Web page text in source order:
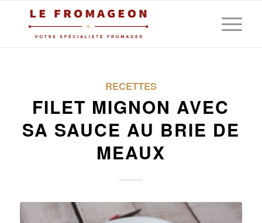
RECETTES
FILET MIGNON AVEC
SA SAUCE AU BRIE DE
MEAUX